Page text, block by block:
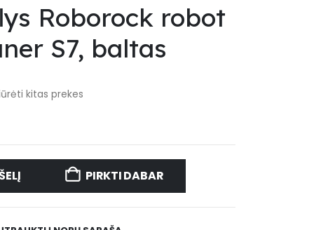
Roborock robot
S7, baltas
kitas prekes
PIRKTI DABAR